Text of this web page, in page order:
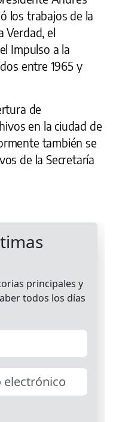
los trabajos de la
Verdad, el
Impulso a la
entre 1965 y
de
en la ciudad de
también se
de la Secretaría